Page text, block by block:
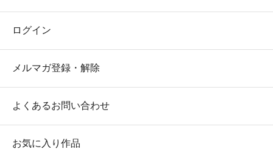
ログイン
メルマガ登録・解除
よくあるお問い合わせ
お気に入り作品